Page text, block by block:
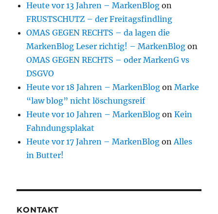
Heute vor 13 Jahren – MarkenBlog on
FRUSTSCHUTZ – der Freitagsfindling
OMAS GEGEN RECHTS – da lagen die
MarkenBlog Leser richtig! – MarkenBlog on
OMAS GEGEN RECHTS – oder MarkenG vs
DSGVO
Heute vor 18 Jahren – MarkenBlog onMarke
“law blog” nicht löschungsreif
Heute vor 10 Jahren – MarkenBlog onKein
Fahndungsplakat
Heute vor 17 Jahren – MarkenBlog onAlles
in Butter!
KONTAKT